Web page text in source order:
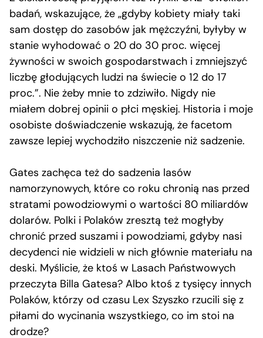
badań, wskazujące, że „gdyby kobiety miały taki
sam dostęp do zasobów jak mężczyźni, byłyby w
stanie wyhodować o 20 do 30 proc. więcej
żywności w swoich gospodarstwach i zmniejszyć
liczbę głodujących ludzi na świecie o 12 do 17
proc.”. Nie żeby mnie to zdziwiło. Nigdy nie
miałem dobrej opinii o płci męskiej. Historia i moje
osobiste doświadczenie wskazują, że facetom
zawsze lepiej wychodziło niszczenie niż sadzenie.
Gates zachęca też do sadzenia lasów
namorzynowych, które co roku chronią nas przed
stratami powodziowymi o wartości 80 miliardów
dolarów. Polki i Polaków zresztą też mogłyby
chronić przed suszami i powodziami, gdyby nasi
decydenci nie widzieli w nich głównie materiału na
deski. Myślicie, że ktoś w Lasach Państwowych
przeczyta Billa Gatesa? Albo ktoś z tysięcy innych
Polaków, którzy od czasu Lex Szyszko rzucili się z
piłami do wycinania wszystkiego, co im stoi na
drodze?